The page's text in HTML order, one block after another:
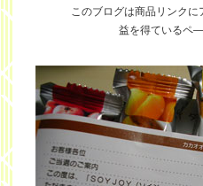
このブログは商品リンク
益を得ているペ―